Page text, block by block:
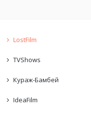
LostFilm
TVShows
Кураж-Бамбей
IdeaFilm